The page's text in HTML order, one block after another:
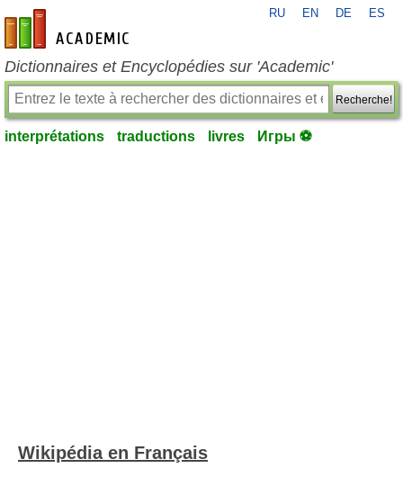
fr-academic.com
RU EN DE ES
Dictionnaires et Encyclopédies sur 'Academic'
Recherche!
interprétations traductions livres Игры ⚽
Wikipédia en Français